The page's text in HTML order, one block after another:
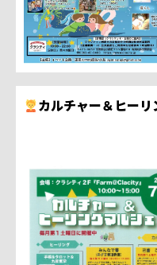
カルチャー＆ヒーリ